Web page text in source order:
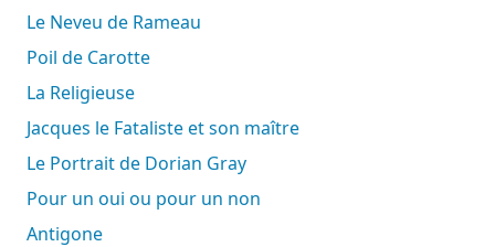
Le Neveu de Rameau
Poil de Carotte
La Religieuse
Jacques le Fataliste et son maître
Le Portrait de Dorian Gray
Pour un oui ou pour un non
Antigone